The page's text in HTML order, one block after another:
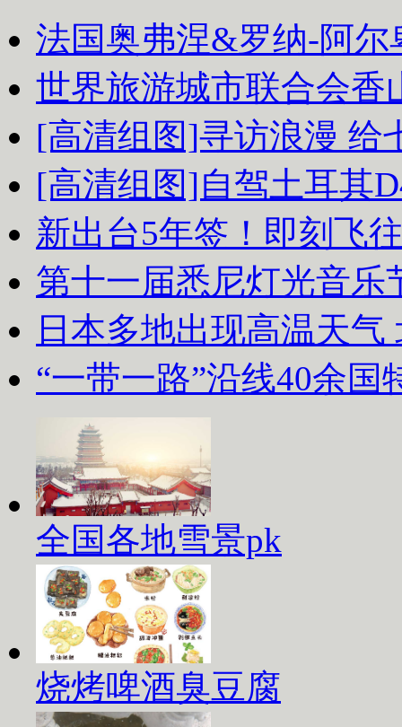
法国奥弗涅&罗纳-阿
世界旅游城市联合会香
[高清组图]寻访浪漫 给
[高清组图]自驾土耳其
新出台5年签！即刻飞
第十一届悉尼灯光音乐
日本多地出现高温天
“一带一路”沿线40余国
全国各地雪景pk
烧烤啤酒臭豆腐